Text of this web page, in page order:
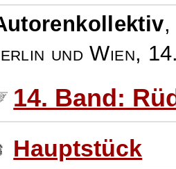
und Wien,
14. Band:
Hauptstück